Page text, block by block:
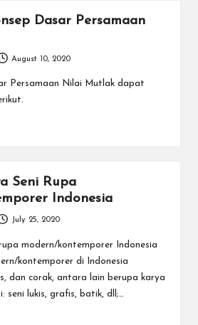
Dasar Persamaan
August 10, 2020
Persamaan Nilai Mutlak dapat
Seni Rupa
Indonesia
July 25, 2020
modern/kontemporer Indonesia
kontemporer di Indonesia
dan corak, antara lain berupa karya
seni lukis, grafis, batik, dll;…